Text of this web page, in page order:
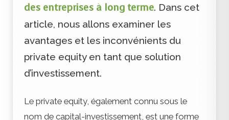
des entreprises à long terme. Dans cet
article, nous allons examiner les
avantages et les inconvénients du
private equity en tant que solution
d’investissement.
Le private equity, également connu sous le
nom de capital-investissement, est une forme